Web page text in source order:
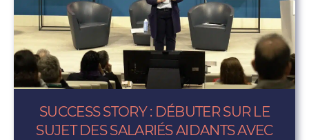
SUCCESS STORY : DÉBUTER SUR LE
SUJET DES SALARIÉS AIDANTS AVEC